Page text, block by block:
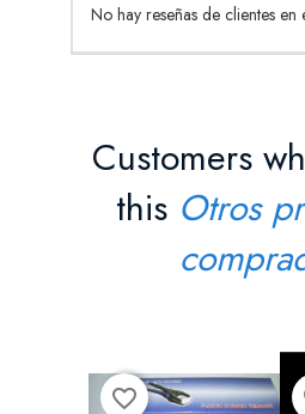
No hay reseñas de clientes en
Customers
this Otros
favorite_border